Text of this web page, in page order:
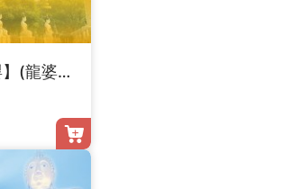
還願法會【帕嬰】(龍婆昌塔拱寺)